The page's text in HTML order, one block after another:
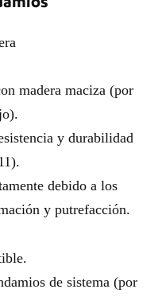
madera maciza (por
y durabilidad
debido a los
y putrefacción.
de sistema (por